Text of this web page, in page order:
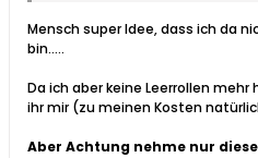
Mensch super Idee, dass ich da
bin.....
Da ich aber keine Leerrollen
ihr mir (zu meinen Kosten
Aber Achtung nehme nur